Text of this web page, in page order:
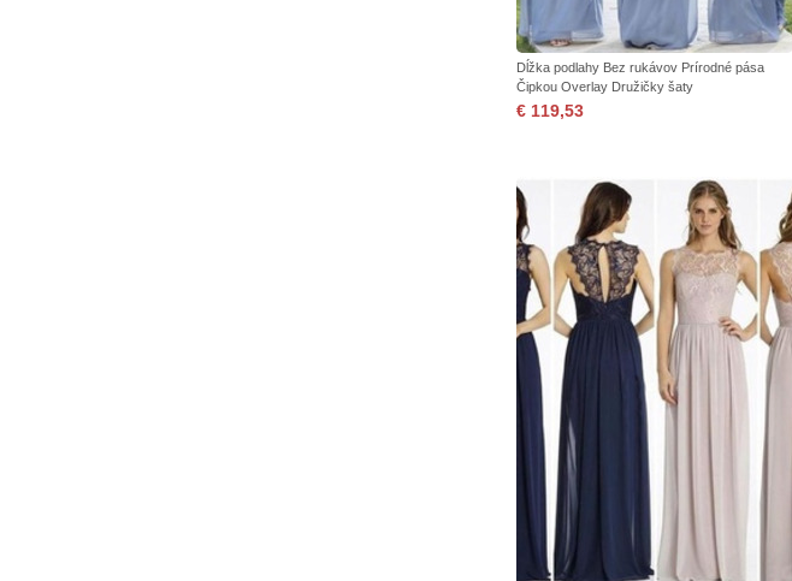
Dĺžka podlahy Bez rukávov Prírodné pása
Čipkou Overlay Družičky šaty
€ 119,53